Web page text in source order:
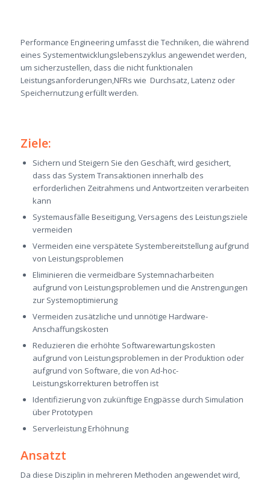
Performance Engineering umfasst die Techniken, die während
eines Systementwicklungslebenszyklus angewendet werden,
um sicherzustellen, dass die nicht funktionalen
Leistungsanforderungen,NFRs wie Durchsatz, Latenz oder
Speichernutzung erfüllt werden.
Ziele:
Sichern und Steigern Sie den Geschäft, wird gesichert,
dass das System Transaktionen innerhalb des
erforderlichen Zeitrahmens und Antwortzeiten verarbeiten
kann
Systemausfälle Beseitigung, Versagens des Leistungsziele
vermeiden
Vermeiden eine verspätete Systembereitstellung aufgrund
von Leistungsproblemen
Eliminieren die vermeidbare Systemnacharbeiten
aufgrund von Leistungsproblemen und die Anstrengungen
zur Systemoptimierung
Vermeiden zusätzliche und unnötige Hardware-
Anschaffungskosten
Reduzieren die erhöhte Softwarewartungskosten
aufgrund von Leistungsproblemen in der Produktion oder
aufgrund von Software, die von Ad-hoc-
Leistungskorrekturen betroffen ist
Identifizierung von zukünftige Engpässe durch Simulation
über Prototypen
Serverleistung Erhöhnung
Ansatzt
Da diese Disziplin in mehreren Methoden angewendet wird,